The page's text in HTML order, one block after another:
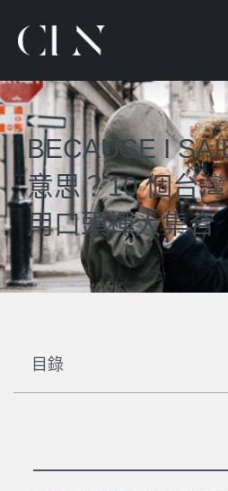
BECAUSE I
意思？10 個台
用口頭禪大集合
目錄